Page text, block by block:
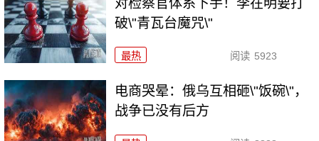
对检察官体系下手！李在明要打
破\"青瓦台魔咒\"
最热 阅读 5923
电商哭晕：俄乌互相砸\"饭碗\"，
战争已没有后方